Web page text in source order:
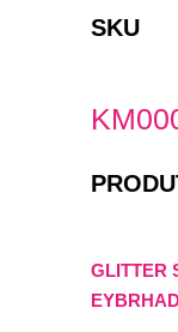
SKU
GLITTER